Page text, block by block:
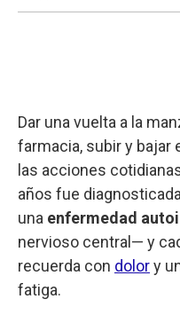
Dar una vuelta a la
farmacia, subir y bajar
las acciones
años fue
una enfermedad
nervioso central— y
recuerda con dolory
fatiga.